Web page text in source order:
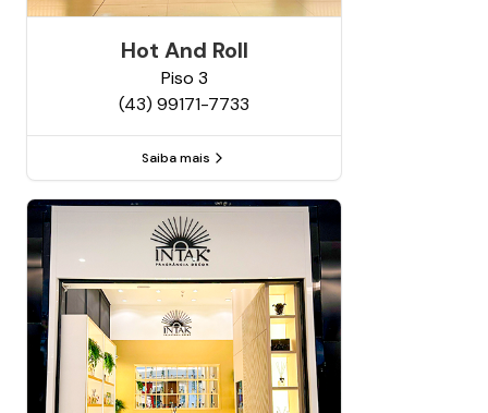
Hot And Roll
Piso 3
(43) 99171-7733
Saiba mais